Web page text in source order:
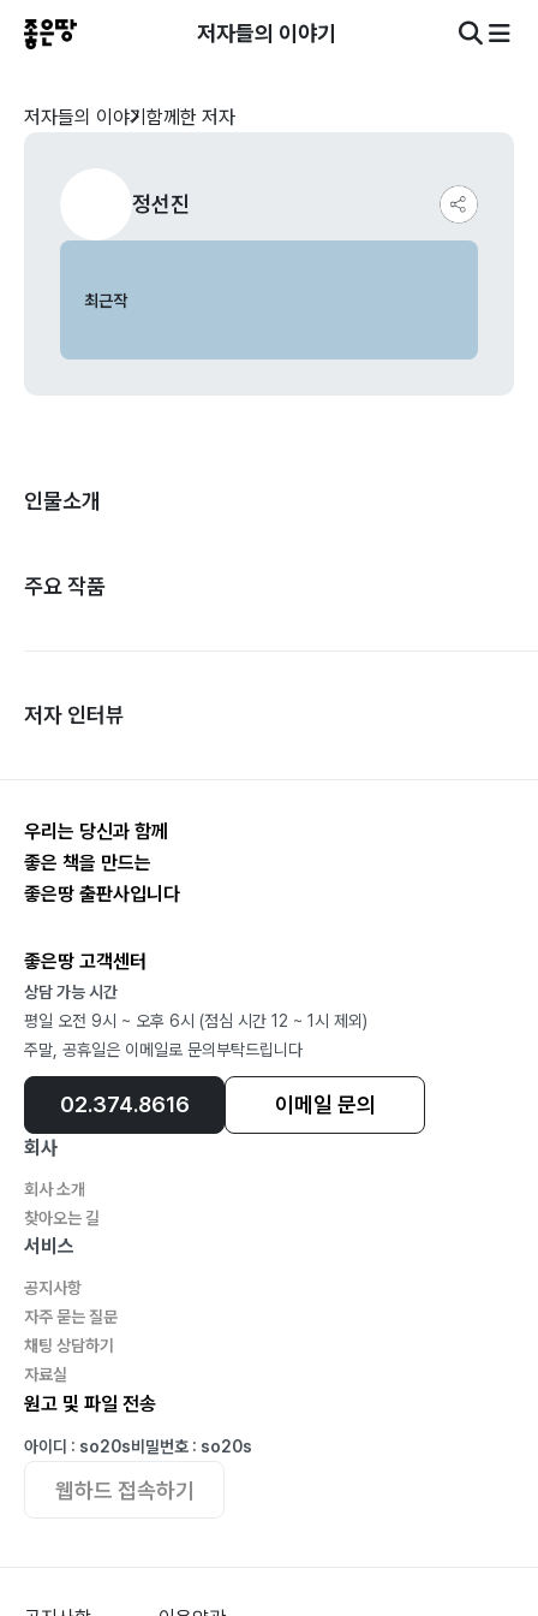
저자들의 이야기
저자들의 이야기 함께한 저자
정선진
최근작
인물소개
주요 작품
저자 인터뷰
우리는 당신과 함께
좋은 책을 만드는
좋은땅 출판사입니다
좋은땅 고객센터
상담 가능 시간
평일 오전 9시 ~ 오후 6시 (점심 시간 12 ~ 1시 제외)
주말, 공휴일은 이메일로 문의부탁드립니다
02.374.8616 이메일 문의
회사
회사 소개
찾아오는 길
서비스
공지사항
자주 묻는 질문
채팅 상담하기
자료실
원고 및 파일 전송
아이디 : so20s비밀번호 : so20s
웹하드 접속하기